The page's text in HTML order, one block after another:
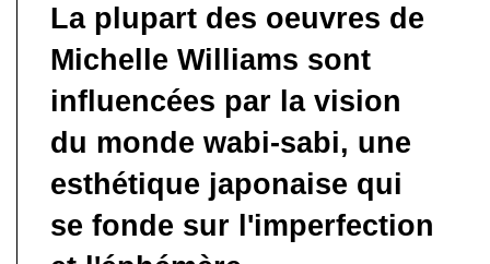
La plupart des oeuvres de
Michelle Williams sont
influencées par la vision
du monde wabi-sabi, une
esthétique japonaise qui
se fonde sur l'imperfection